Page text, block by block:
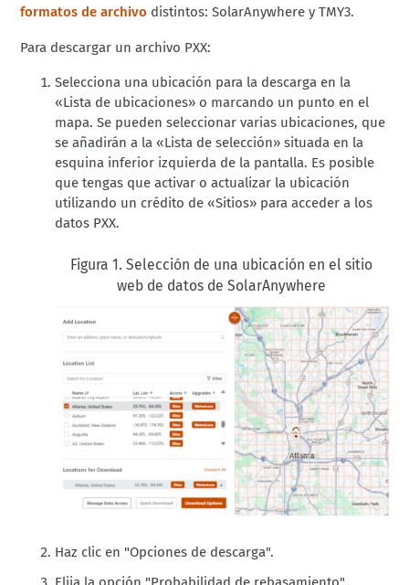
formatos de archivo distintos: SolarAnywhere y TMY3.
Para descargar un archivo PXX:
Selecciona una ubicación para la descarga en la
«Lista de ubicaciones» o marcando un punto en el
mapa. Se pueden seleccionar varias ubicaciones, que
se añadirán a la «Lista de selección» situada en la
esquina inferior izquierda de la pantalla. Es posible
que tengas que activar o actualizar la ubicación
utilizando un crédito de «Sitios» para acceder a los
datos PXX.
Figura 1. Selección de una ubicación en el sitio
web de datos de SolarAnywhere
Haz clic en "Opciones de descarga".